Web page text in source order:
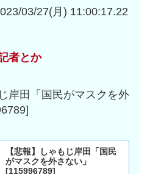
03/27(月) 11:00:17.22
者とか
岸田「国民がマスクを外
【悲報】しゃもじ岸田「国民
がマスクを外さない」
[115996789]